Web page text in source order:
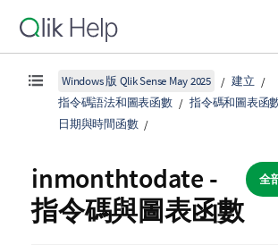
Windows 版 Qlik Sense May 2025
建立
指令碼語法和圖表函數
指令碼和圖表函
日期與時間函數
全
inmonthtodate -
指令碼與圖表函數